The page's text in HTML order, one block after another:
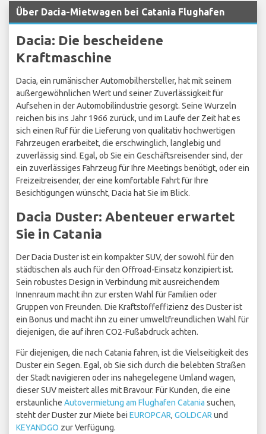
Über Dacia-Mietwagen bei Catania Flughafen
Dacia: Die bescheidene
Kraftmaschine
Dacia, ein rumänischer Automobilhersteller, hat mit seinem
außergewöhnlichen Wert und seiner Zuverlässigkeit für
Aufsehen in der Automobilindustrie gesorgt. Seine Wurzeln
reichen bis ins Jahr 1966 zurück, und im Laufe der Zeit hat es
sich einen Ruf für die Lieferung von qualitativ hochwertigen
Fahrzeugen erarbeitet, die erschwinglich, langlebig und
zuverlässig sind. Egal, ob Sie ein Geschäftsreisender sind, der
ein zuverlässiges Fahrzeug für Ihre Meetings benötigt, oder ein
Freizeitreisender, der eine komfortable Fahrt für Ihre
Besichtigungen wünscht, Dacia hat Sie im Blick.
Dacia Duster: Abenteuer erwartet
Sie in Catania
Der Dacia Duster ist ein kompakter SUV, der sowohl für den
städtischen als auch für den Offroad-Einsatz konzipiert ist.
Sein robustes Design in Verbindung mit ausreichendem
Innenraum macht ihn zur ersten Wahl für Familien oder
Gruppen von Freunden. Die Kraftstoffeffizienz des Duster ist
ein Bonus und macht ihn zu einer umweltfreundlichen Wahl für
diejenigen, die auf ihren CO2-Fußabdruck achten.
Für diejenigen, die nach Catania fahren, ist die Vielseitigkeit des
Duster ein Segen. Egal, ob Sie sich durch die belebten Straßen
der Stadt navigieren oder ins nahegelegene Umland wagen,
dieser SUV meistert alles mit Bravour. Für Kunden, die eine
erstaunliche Autovermietung am Flughafen Catania suchen,
steht der Duster zur Miete bei EUROPCAR, GOLDCAR und
KEYANDGO zur Verfügung.